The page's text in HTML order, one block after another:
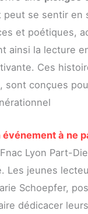
peut se sentir en
et poétiques,
ainsi la lecture
Ces
sont conçues
événement à ne
Lyon Part-
Les jeunes
Schoepfer,
dédicacer